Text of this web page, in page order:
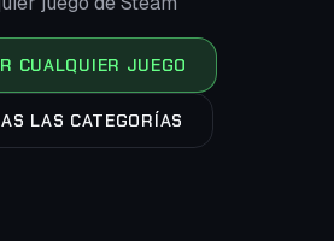
CUALQUIER JUEGO
LAS CATEGORÍAS